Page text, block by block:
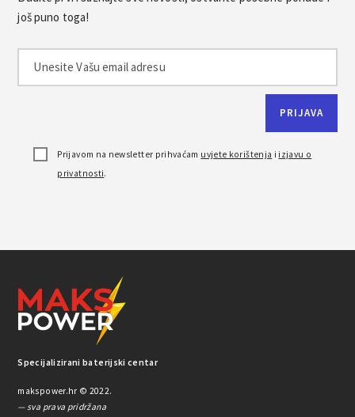
još puno toga!
Prijavom na newsletter prihvaćam uvjete korištenja i izjavu o
privatnosti.
Specijalizirani baterijski centar
makspower.hr © 2022.
— sva prava pridržana